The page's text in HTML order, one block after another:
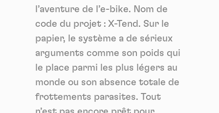
l’aventure de l’e-bike. Nom de
code du projet : X-Tend. Sur le
papier, le système a de sérieux
arguments comme son poids qui
le place parmi les plus légers au
monde ou son absence totale de
frottements parasites. Tout